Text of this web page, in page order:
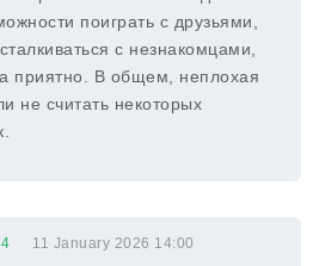
поиграть с друзьями,
с незнакомцами,
приятно. В общем, неплохая
не считать некоторых
11 January 2026 14:00